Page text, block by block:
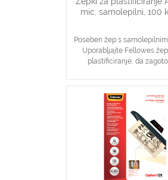
mic, samolepilni, 100
Poseben žep s
Uporabljajte Fellowes
plastificiranje, da
zanesete
Idealno za obvestila,
Zagotavljanje osnovne
dokumentov